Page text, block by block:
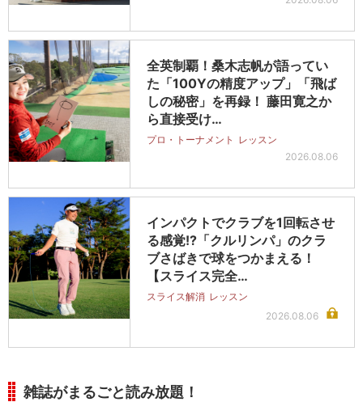
全英制覇！桑木志帆が語ってい
た「100Yの精度アップ」「飛ば
しの秘密」を再録！ 藤田寛之か
ら直接受け…
プロ・トーナメント レッスン
2026.08.06
インパクトでクラブを1回転させ
る感覚!?「クルリンパ」のクラ
ブさばきで球をつかまえる！
【スライス完全…
スライス解消 レッスン
2026.08.06
雑誌がまるごと読み放題！